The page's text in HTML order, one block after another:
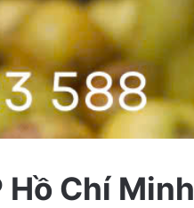
Chí Minh